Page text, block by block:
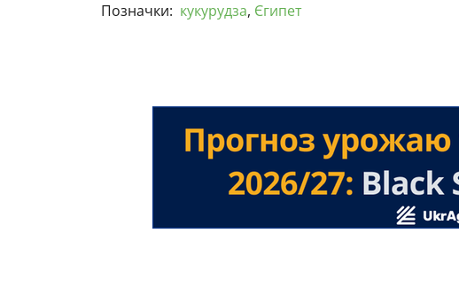
Позначки: кукурудза, Єгипет